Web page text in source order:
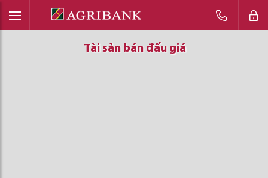
Tài sản bán đấu giá
Tài sản bán đấu giá
Tài sản bán đấu giá